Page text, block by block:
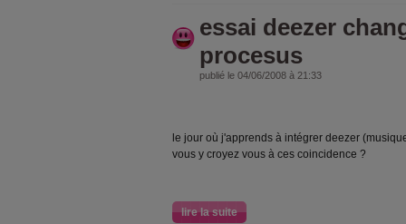
essai deezer
procesus
publié le 04/06/2008 à 21:33
le jour où j'apprends à intégrer deezer
vous y croyez vous à ces coincidence ?
lire la suite